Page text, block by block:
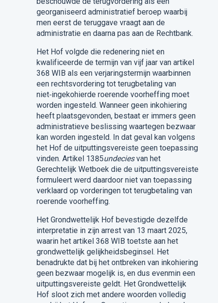
georganiseerd administratief beroep waarbij
men eerst de teruggave vraagt aan de
administratie en daarna pas aan de Rechtbank.
Het Hof volgde die redenering niet en
kwalificeerde de termijn van vijf jaar van artikel
368 WIB als een verjaringstermijn waarbinnen
een rechtsvordering tot terugbetaling van
niet‑ingekohierde roerende voorheffing moet
worden ingesteld. Wanneer geen inkohiering
heeft plaatsgevonden, bestaat er immers geen
administratieve beslissing waartegen bezwaar
kan worden ingesteld. In dat geval kan volgens
het Hof de uitputtingsvereiste geen toepassing
vinden. Artikel 1385undecies van het
Gerechtelijk Wetboek die de uitputtingsvereiste
formuleert werd daardoor niet van toepassing
verklaard op vorderingen tot terugbetaling van
roerende voorheffing.
Het Grondwettelijk Hof bevestigde dezelfde
interpretatie in zijn arrest van 13 maart 2025,
waarin het artikel 368 WIB toetste aan het
grondwettelijk gelijkheidsbeginsel. Het
benadrukte dat bij het ontbreken van inkohiering
geen bezwaar mogelijk is, en dus evenmin een
uitputtingsvereiste geldt. Het Grondwettelijk
Hof sloot zich met andere woorden volledig